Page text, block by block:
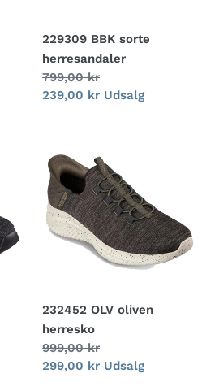
229309 BBK sorte
herresandaler
Normalpris
799,00 kr
Udsalgspris
239,00 kr Udsalg
OLV
oliven
herresko
232452 OLV oliven
herresko
Normalpris
999,00 kr
Udsalgspris
299,00 kr Udsalg